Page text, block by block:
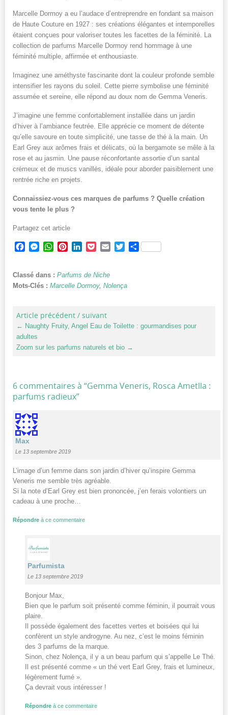
Marcelle Dormoy a eu l’audace d’entreprendre en fondant sa maison
de Haute Couture en 1927 : ses créations élégantes et intemporelles
étaient conçues pour valoriser toutes les facettes de la féminité. La
collection de parfums Marcelle Dormoy rend hommage à une
féminité multiple, affirmée et enthousiaste.
Imaginez une améthyste fascinante dont la couleur profonde semble
intensifier les rayons du soleil. Cette pierre symbolise une féminité
assumée et sereine, elle répond au doux nom de Gemma Veneris.
J’imagine une femme confortablement installée dans un jardin
d’hiver à l’ambiance feutrée. Elle apprécie ce moment de détente
qu’elle savoure en toute simplicité, une tasse de thé à la main. Un
Earl Grey aux arômes frais et délicats, où la bergamote se mêle à la
rose et au jasmin. Une pause réconfortante assortie d’un santal
crémeux et de muscs vanillés, idéale pour aborder paisiblement une
rentrée riche en projets.
Connaissiez-vous ces marques de parfums ? Quelle création
vous tente le plus ?
Partagez cet article
Facebook
Messenger
WhatsApp
PinterestLinkedInPocketEmailTwitterPartager
Classé dans : Parfums de Niche
Mots-Clés : Marcelle Dormoy, Nolença
Article précédent / suivant
← Naughty Fruity, Angel Eau de Toilette : gourmandises pour
adultes
Zoom sur les parfums naturels et bio →
6 commentaires à “Gemma Veneris, Rosca Ametlla :
parfums radieux”
Max
Le 13 septembre 2019
L’image d’un femme dans son jardin d’hiver qu’inspire Gemma
Veneris me semble très agréable.
Si la note d’Earl Grey est bien prononcée, j’en ferais volontiers un
cadeau à une proche…
Répondre à ce commentaire
Parfumista
Le 13 septembre 2019
Bonjour Max,
Bien que le parfum soit présenté comme féminin, il pourrait vous
plaire.
Il possède également des facettes vertes et boisées qui lui
confèrent un style androgyne. Au nez, c’est le moins féminin
des 3 parfums de la marque.
Sinon, chez Nolença, il y a un beau parfum qui s’appelle Le Thé.
Il est présenté comme « un thé vert Earl Grey, frais et lumineux,
légèrement fumé ».
Ça devrait vous intéresser !
Répondre à ce commentaire